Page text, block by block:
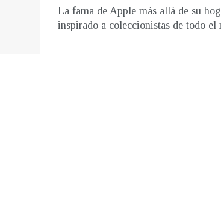
La fama de Apple más allá de su
inspirado a coleccionistas de todo el